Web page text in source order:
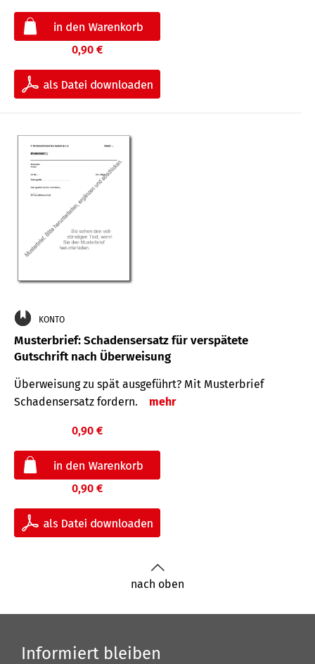
0,90 €
KONTO
Musterbrief: Schadensersatz für verspätete
Gutschrift nach Überweisung
Überweisung zu spät ausgeführt? Mit Musterbrief
Schadensersatz fordern.
mehr
0,90 €
0,90 €
nach oben
Informiert bleiben